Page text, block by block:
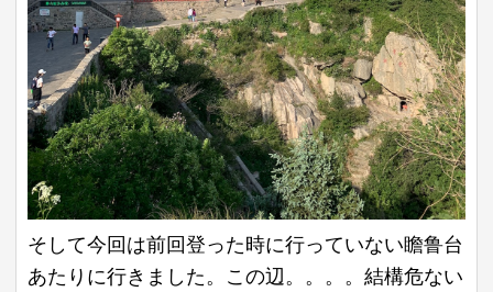
そして今回は前回登った時に行っていない瞻鲁台
あたりに行きました。この辺。。。。結構危ない